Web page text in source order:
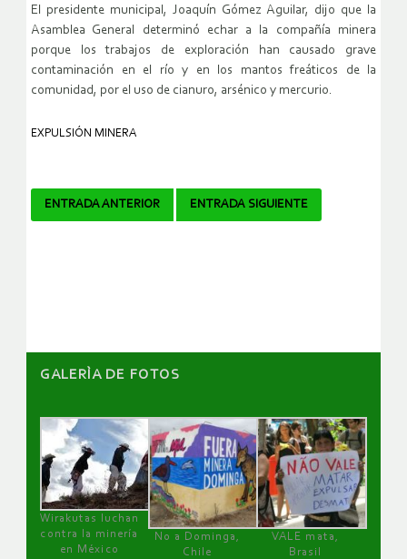
El presidente municipal, Joaquín Gómez Aguilar, dijo que la
Asamblea General determinó echar a la compañía minera
porque los trabajos de exploración han causado grave
contaminación en el río y en los mantos freáticos de la
comunidad, por el uso de cianuro, arsénico y mercurio.
EXPULSIÓN MINERA
Navegador
ENTRADA ANTERIOR ENTRADA SIGUIENTE
GALERÌA DE FOTOS
Wirakutas luchan
contra la minería
en México
No a Dominga,
Chile
VALE mata,
Brasil